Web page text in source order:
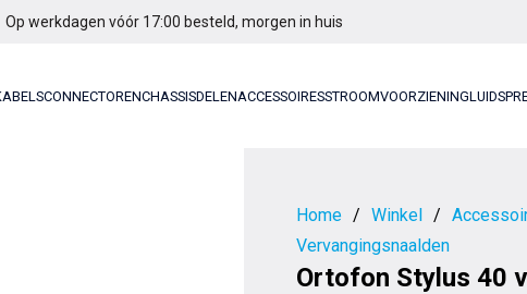
Op werkdagen vóór 17:00 besteld, morgen in huis
CONNECTORENCHASSISDELENACCESSOIRESSTROOMVOORZIENING
Home / Winkel /
Vervangingsnaalden
Ortofon Stylus 40